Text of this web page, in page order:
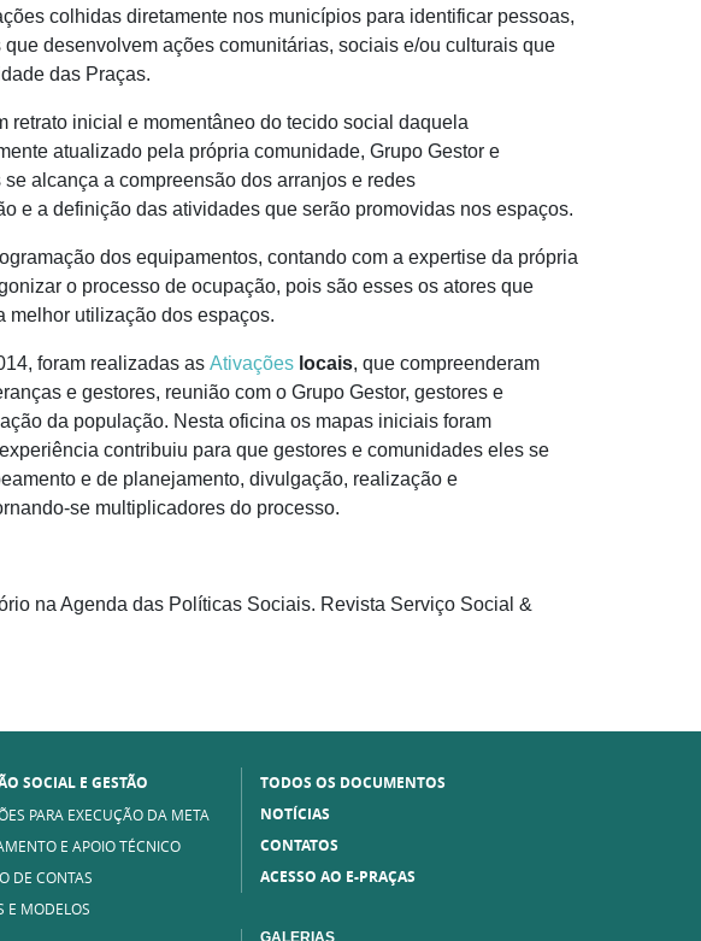
colhidas diretamente nos municípios para identificar pessoas,
desenvolvem ações comunitárias, sociais e/ou culturais que
das Praças.
retrato inicial e momentâneo do tecido social daquela
atualizado pela própria comunidade, Grupo Gestor e
alcança a compreensão dos arranjos e redes
e a definição das atividades que serão promovidas nos espaços.
dos equipamentos, contando com a expertise da própria
o processo de ocupação, pois são esses os atores que
melhor utilização dos espaços.
foram realizadas as Ativaçõeslocais, que compreenderam
e gestores, reunião com o Grupo Gestor, gestores e
da população. Nesta oficina os mapas iniciais foram
contribuiu para que gestores e comunidades eles se
e de planejamento, divulgação, realização e
se multiplicadores do processo.
na Agenda das Políticas Sociais. Revista Serviço Social &
SOCIAL E GESTÃO
PARA EXECUÇÃO DA META
E APOIO TÉCNICO
DE CONTAS
E MODELOS
TODOS OS DOCUMENTOS
NOTÍCIAS
CONTATOS
ACESSO AO E-PRAÇAS
GALERIAS